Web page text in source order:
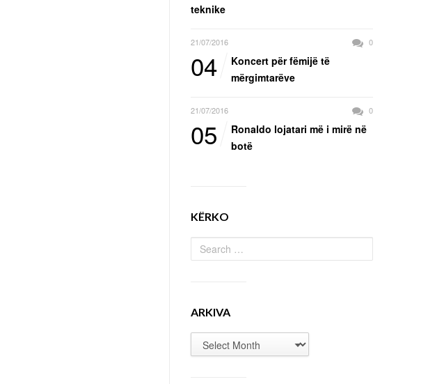
teknike
21/07/2016 0
04
Koncert për fëmijë të
mërgimtarëve
21/07/2016 0
05
Ronaldo lojatari më i mirë në
botë
KËRKO
ARKIVA